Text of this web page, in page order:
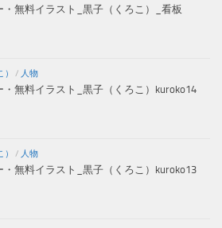
・無料イラスト_黒子（くろこ）_看板
/ 人物
・無料イラスト_黒子（くろこ）kuroko14
/ 人物
・無料イラスト_黒子（くろこ）kuroko13